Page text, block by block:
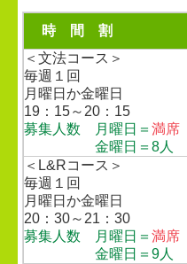
時 間 割
＜文法コース＞
毎週１回
月曜日か金曜日
19：15～20：15
募集人数 月曜日＝ 満席
金曜日＝8人
＜L&Rコース＞
毎週１回
月曜日か金曜日
20：30～21：30
募集人数 月曜日＝ 満席
金曜日＝9人